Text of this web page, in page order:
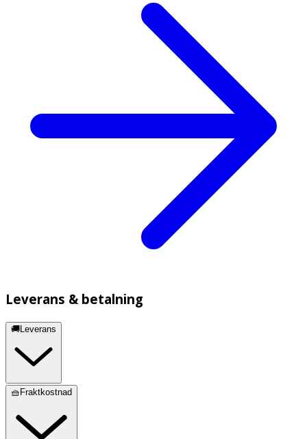
Leverans & betalning
🚚Leverans
🧺Fraktkostnad